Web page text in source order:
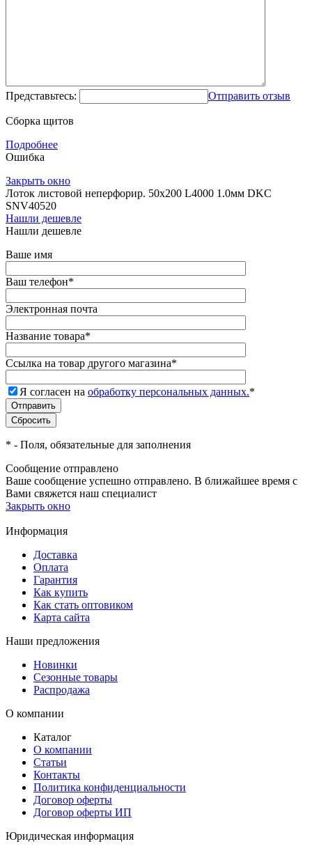
Представьтесь: Отправить отзыв
Сборка щитов
Подробнее
Ошибка
Закрыть окно
Лоток листовой неперфорир. 50х200 L4000 1.0мм DKC
SNV40520
Нашли дешевле
Нашли дешевле
Ваше имя
Ваш телефон*
Электронная почта
Название товара*
Ссылка на товар другого магазина*
Я согласен на обработку персональных данных.*
* - Поля, обязательные для заполнения
Сообщение отправлено
Ваше сообщение успешно отправлено. В ближайшее время с
Вами свяжется наш специалист
Закрыть окно
Информация
Доставка
Оплата
Гарантия
Как купить
Как стать оптовиком
Карта сайта
Наши предложения
Новинки
Сезонные товары
Распродажа
О компании
Каталог
О компании
Статьи
Контакты
Политика конфиденциальности
Договор оферты
Договор оферты ИП
Юридическая информация